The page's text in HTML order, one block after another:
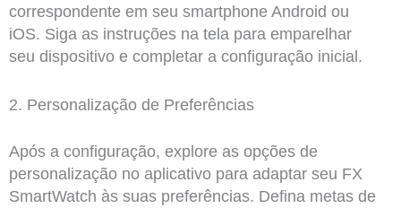
correspondente em seu smartphone Android ou
iOS. Siga as instruções na tela para emparelhar
seu dispositivo e completar a configuração inicial.
2. Personalização de Preferências
Após a configuração, explore as opções de
personalização no aplicativo para adaptar seu FX
SmartWatch às suas preferências. Defina metas de